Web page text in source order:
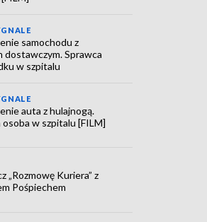
samochodu z
dostawczym. Sprawca
w szpitalu
auta z hulajnogą.
osoba w szpitalu [FILM]
„Rozmowę Kuriera” z
Pośpiechem